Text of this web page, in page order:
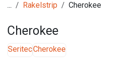
... Rakelstrip Cherokee
Cherokee
SeritecCherokee